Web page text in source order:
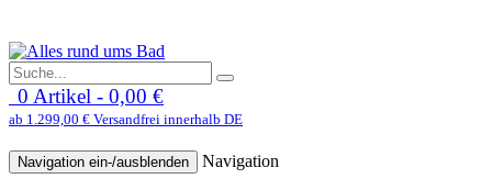
0 Artikel - 0,00 €
ab 1.299,00 € Versandfrei innerhalb DE
Navigation ein-/ausblenden Navigation